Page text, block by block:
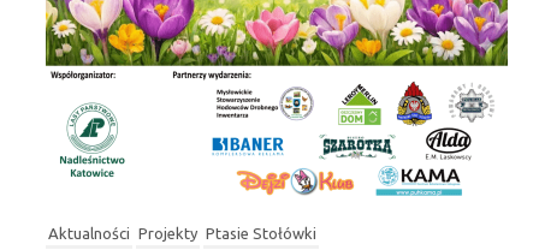
Aktualności Projekty Ptasie Stołówki